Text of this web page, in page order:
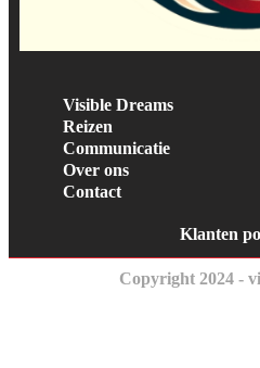
Visible Dreams
Reizen
Communicatie
Over ons
Contact
Klanten
Copyright 2024 -